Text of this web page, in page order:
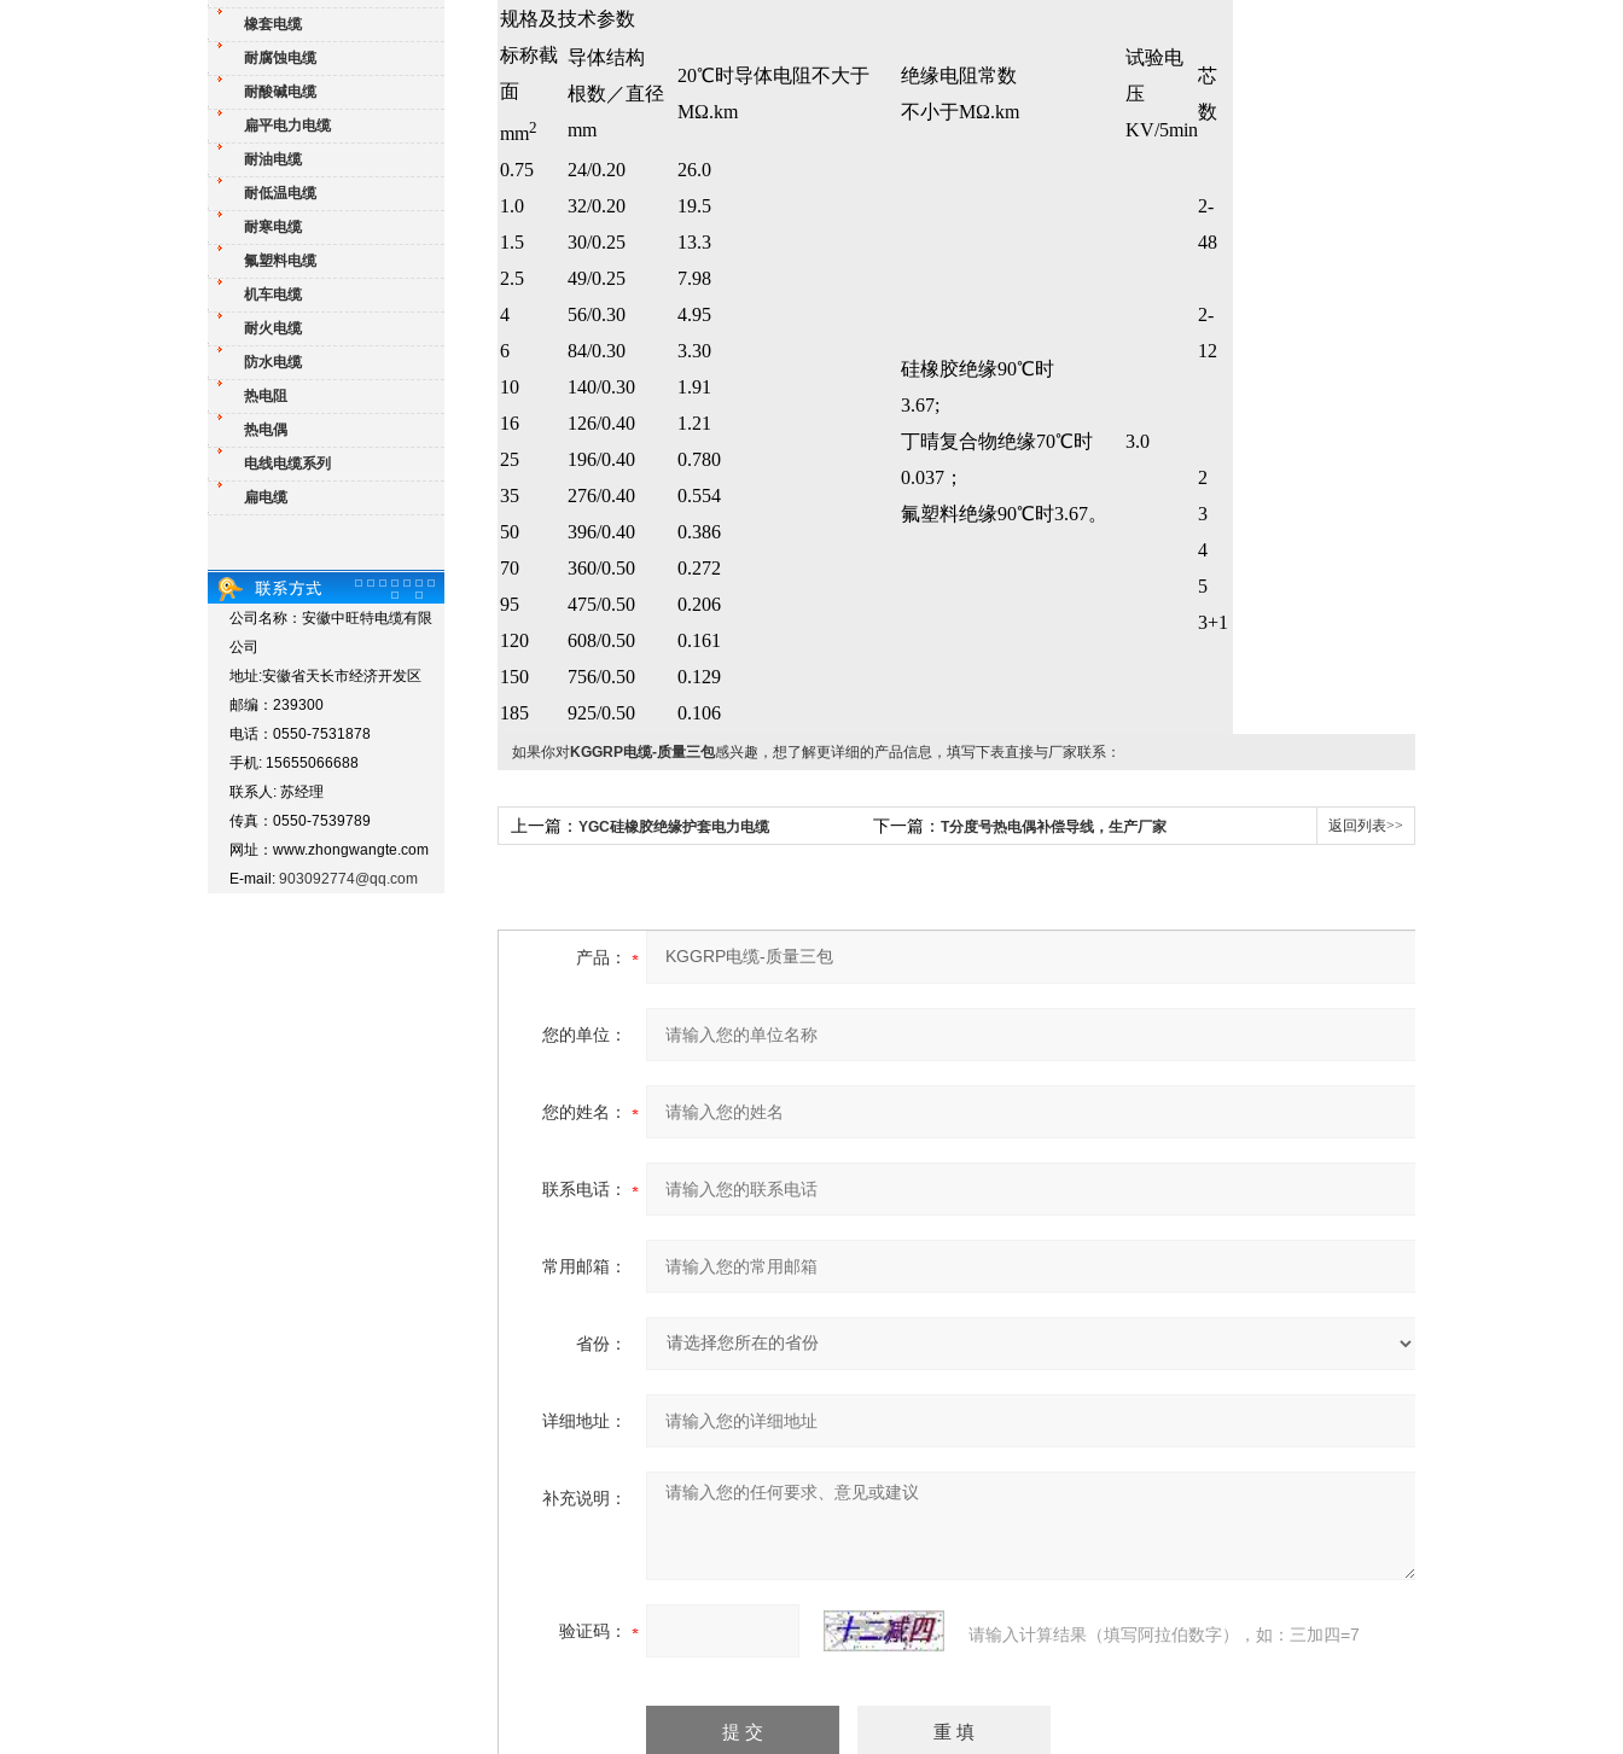
橡套电缆
耐腐蚀电缆
耐酸碱电缆
扁平电力电缆
耐油电缆
耐低温电缆
耐寒电缆
氟塑料电缆
机车电缆
耐火电缆
防水电缆
热电阻
热电偶
电线电缆系列
扁电缆
公司名称：安徽中旺特电缆有限
公司
地址:安徽省天长市经济开发区
邮编：239300
电话：0550-7531878
手机: 15655066688
联系人: 苏经理
传真：0550-7539789
网址：www.zhongwangte.com
E-mail: 903092774@qq.com
规格及技术参数
标称截
面
mm2
导体结构
根数／直径
mm
20℃时导体电阻不大于
MΩ.km
绝缘电阻常数
不小于MΩ.km
试验电
压
KV/5min
芯
数
0.75 24/0.20 26.0
硅橡胶绝缘90℃时
3.67;
丁晴复合物绝缘70℃时
0.037；
氟塑料绝缘90℃时3.67。
3.0
2-
48
1.0 32/0.20
19.5
1.5
30/0.25
13.3
2.5
49/0.25
7.98
4
56/0.30 4.95
2-
12
6 84/0.30
3.30
10
140/0.30 1.91
2
3
4
5
3+1
16 126/0.40
1.21
25
196/0.40
0.780
35
276/0.40
0.554
50
396/0.40
0.386
70
360/0.50
0.272
95
475/0.50
0.206
120
608/0.50
0.161
150
756/0.50
0.129
185
925/0.50 0.106
如果你对KGGRP电缆-质量三包感兴趣，想了解更详细的产品信息，填写下表直接与厂家联系：
上一篇： YGC硅橡胶绝缘护套电力电缆 下一篇： T分度号热电偶补偿导线，生产厂家 返回列表>>
产品：
您的单位：
您的姓名：
联系电话：
常用邮箱：
省份：
详细地址：
补充说明：
验证码： 请输入计算结果（填写阿拉伯数字），如：三加四=7